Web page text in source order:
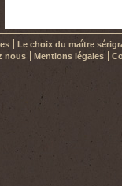
Le choix du maître
nous
Mentions légales